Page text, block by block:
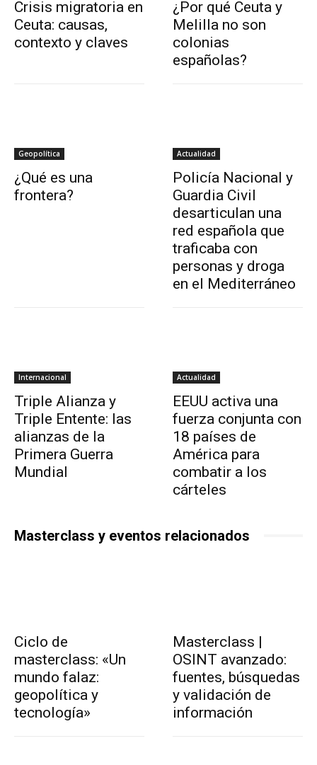
Crisis migratoria en
Ceuta: causas,
contexto y claves
¿Por qué Ceuta y
Melilla no son
colonias
españolas?
Geopolítica
¿Qué es una
frontera?
Actualidad
Policía Nacional y
Guardia Civil
desarticulan una
red española que
traficaba con
personas y droga
en el Mediterráneo
Internacional
Triple Alianza y
Triple Entente: las
alianzas de la
Primera Guerra
Mundial
Actualidad
EEUU activa una
fuerza conjunta con
18 países de
América para
combatir a los
cárteles
Masterclass y eventos relacionados
Ciclo de
masterclass: «Un
mundo falaz:
geopolítica y
tecnología»
Masterclass |
OSINT avanzado:
fuentes, búsquedas
y validación de
información